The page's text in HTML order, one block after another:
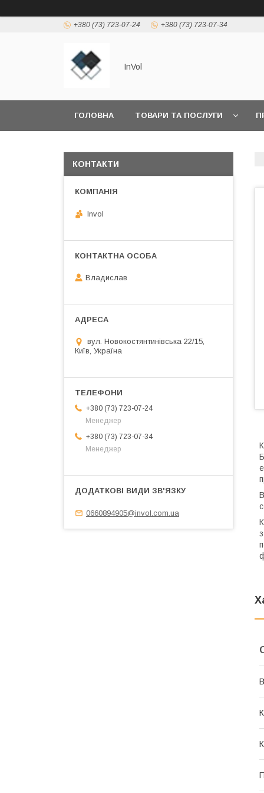
+380 (73) 723-07-24 +380 (73) 723-07-34
InVol
ГОЛОВНА ТОВАРИ ТА ПОСЛУГИ
КОНТАКТИ
Invol
Владислав
вул. Новокостянтинівська 22/15,
Київ, Україна
+380 (73) 723-07-24
Менеджер
+380 (73) 723-07-34
Менеджер
0660894905@invol.com.ua